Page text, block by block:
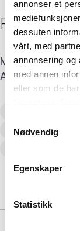
annonser et
dessuten
vårt, med
annonsering og
med annen
eller som de
Nødvendig
Egenskaper
Statistikk
Kurs og
Forbruker
Roy
Mobil: 915 85
Adresse: Jens